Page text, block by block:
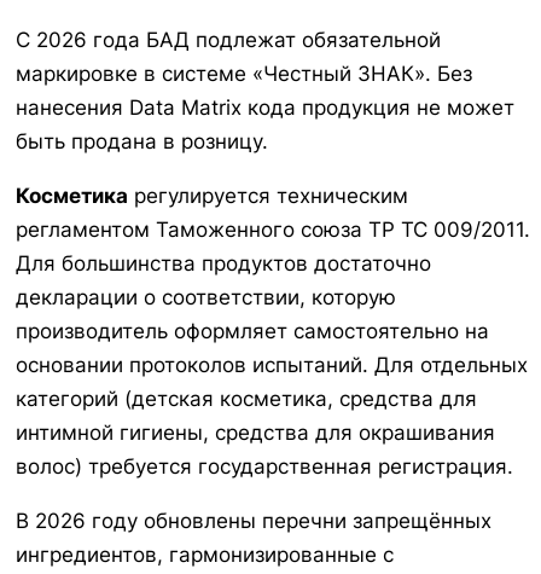
С 2026 года БАД подлежат обязательной
маркировке в системе «Честный ЗНАК». Без
нанесения Data Matrix кода продукция не может
быть продана в розницу.
Косметика регулируется техническим
регламентом Таможенного союза ТР ТС 009/2011.
Для большинства продуктов достаточно
декларации о соответствии, которую
производитель оформляет самостоятельно на
основании протоколов испытаний. Для отдельных
категорий (детская косметика, средства для
интимной гигиены, средства для окрашивания
волос) требуется государственная регистрация.
В 2026 году обновлены перечни запрещённых
ингредиентов, гармонизированные с